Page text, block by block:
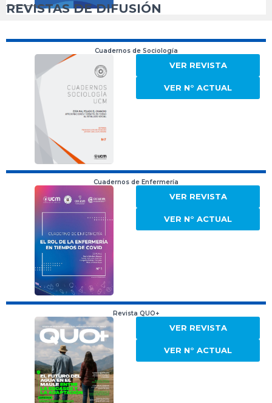
REVISTAS DE DIFUSIÓN
Cuadernos de Sociología
VER REVISTA
VER N° ACTUAL
Cuadernos de Enfermería
VER REVISTA
VER N° ACTUAL
Revista QUO+
VER REVISTA
VER N° ACTUAL